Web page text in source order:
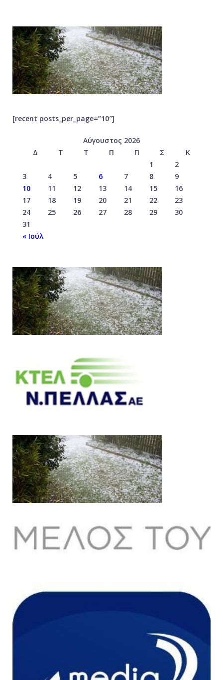
[recent posts_per_page=”10″]
Αύγουστος 2026
Δ
Τ Τ Π Π Σ
Κ
1
2
3
4 5 6 7 8
9
10
11 12 13 14 15
16
17
18 19 20 21 22
23
24
25 26 27 28 29
30
31
« Ιούλ